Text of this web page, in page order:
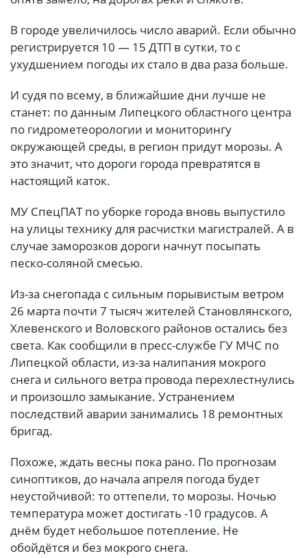
В городе увеличилось число аварий. Если обычно
регистрируется 10 — 15 ДТП в сутки, то с
ухудшением погоды их стало в два раза больше.
И судя по всему, в ближайшие дни лучше не
станет: по данным Липецкого областного центра
по гидрометеорологии и мониторингу
окружающей среды, в регион придут морозы. А
это значит, что дороги города превратятся в
настоящий каток.
МУ СпецПАТ по уборке города вновь выпустило
на улицы технику для расчистки магистралей. А в
случае заморозков дороги начнут посыпать
песко-соляной смесью.
Из-за снегопада с сильным порывистым ветром
26 марта почти 7 тысяч жителей Становлянского,
Хлевенского и Воловского районов остались без
света. Как сообщили в пресс-службе ГУ МЧС по
Липецкой области, из-за налипания мокрого
снега и сильного ветра провода перехлестнулись
и произошло замыкание. Устранением
последствий аварии занимались 18 ремонтных
бригад.
Похоже, ждать весны пока рано. По прогнозам
синоптиков, до начала апреля погода будет
неустойчивой: то оттепели, то морозы. Ночью
температура может достигать -10 градусов. А
днём будет небольшое потепление. Не
обойдётся и без мокрого снега.